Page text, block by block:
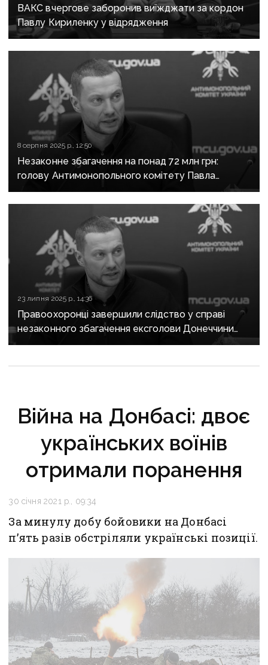
ВАКС вчергове заборонив виїжджати за кордон
Павлу Кириленку у відрядження
8 серпня 2025 р., 12:50
Незаконне збагачення на понад 72 млн грн:
голову Антимонопольного комітету Павла
Кириленка можуть відсторонити від посади
23 липня 2025 р., 14:36
Правоохоронці завершили слідство у справі
незаконного збагачення ексголови Донеччини
Павла Кириленка
Війна на Донбасі: двоє
українських воїнів
отримали поранення
30 січня 2021 р., 09:34
За минулу добу бойовики на Донбасі
п’ять разів обстріляли українські позиції.